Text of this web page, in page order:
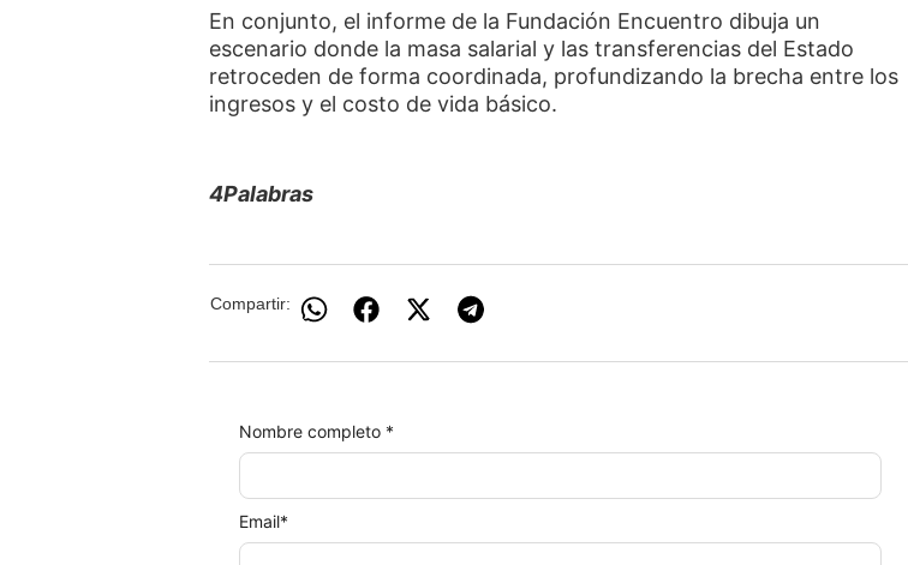
En conjunto, el informe de la Fundación Encuentro dibuja un
escenario donde la masa salarial y las transferencias del Estado
retroceden de forma coordinada, profundizando la brecha entre los
ingresos y el costo de vida básico.
4Palabras
Compartir:
Nombre completo *
Email*